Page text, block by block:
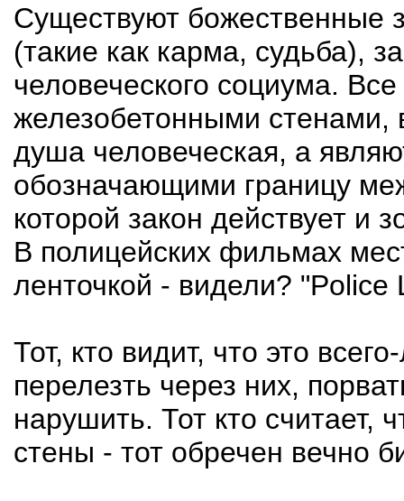
Существуют божественные
(такие как карма, судьба),
человеческого социума.
железобетонными стенами,
душа человеческая, а
обозначающими границу
которой закон действует и
В полицейских фильмах
ленточкой - видели? "Police
Тот, кто видит, что это
перелезть через них,
нарушить. Тот кто считает,
стены - тот обречен вечно